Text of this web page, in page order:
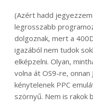
(Azért hadd
legrosszabb
dolgoznak, mert a
igazából nem tudok
elképzelni. Olyan,
volna át OS9-re,
kénytelenek PPC
szörnyű. Nem is rakok